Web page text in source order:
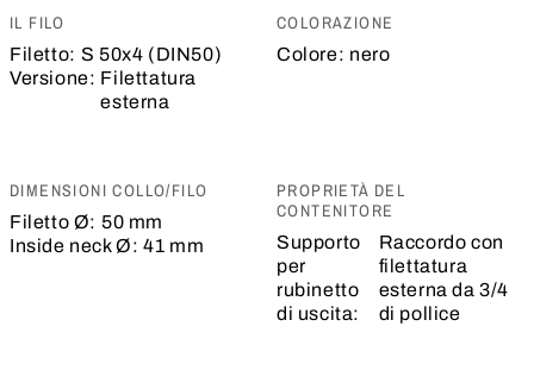
IL FILO
Filetto: S 50x4 (DIN50)
Versione: Filettatura
esterna
COLORAZIONE
Colore: nero
DIMENSIONI COLLO/FILO
Filetto Ø: 50 mm
Inside neck Ø: 41 mm
PROPRIETÀ DEL
CONTENITORE
Supporto
per
rubinetto
di uscita:
Raccordo con
filettatura
esterna da 3/4
di pollice